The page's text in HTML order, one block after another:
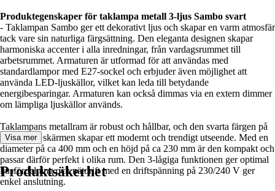
Produktegenskaper för taklampa metall 3-ljus Sambo svart
- Taklampan Sambo ger ett dekorativt ljus och skapar en varm atmosfär
tack vare sin naturliga färgsättning. Den eleganta designen skapar
harmoniska accenter i alla inredningar, från vardagsrummet till
arbetsrummet. Armaturen är utformad för att användas med
standardlampor med E27-sockel och erbjuder även möjlighet att
använda LED-ljuskällor, vilket kan leda till betydande
energibesparingar. Armaturen kan också dimmas via en extern dimmer
om lämpliga ljuskällor används.
Taklampans metallram är robust och hållbar, och den svarta färgen på
ramen och skärmen skapar ett modernt och trendigt utseende. Med en
diameter på ca 400 mm och en höjd på ca 230 mm är den kompakt och
passar därför perfekt i olika rum. Den 3-lågiga funktionen ger optimal
ljusfördelning och nätdrift med en driftspänning på 230/240 V ger
enkel anslutning.
Visa mer
Produktsäkerhet